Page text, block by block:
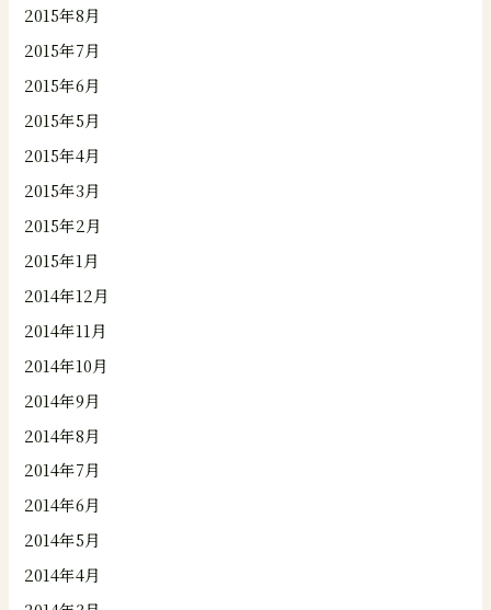
2015年8月
2015年7月
2015年6月
2015年5月
2015年4月
2015年3月
2015年2月
2015年1月
2014年12月
2014年11月
2014年10月
2014年9月
2014年8月
2014年7月
2014年6月
2014年5月
2014年4月